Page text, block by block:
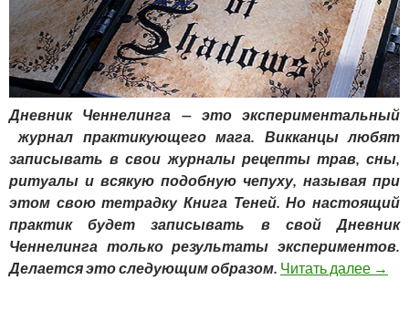
Дневник Ченнелинга — это экспериментальный
журнал практикующего мага. Викканцы любят
записывать в свои журналы рецепты трав, сны,
ритуалы и всякую подобную чепуху, называя при
этом свою тетрадку Книга Теней. Но настоящий
практик будет записывать в свой Дневник
Ченнелинга только результаты экспериментов.
Делается это следующим образом. Читать далее →